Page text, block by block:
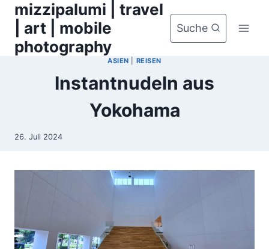
Zum
Inhalt
springen
mizzipalumi | travel
| art | mobile
photography
Suche
ASIEN REISEN
Instantnudeln aus
Yokohama
26. Juli 2024